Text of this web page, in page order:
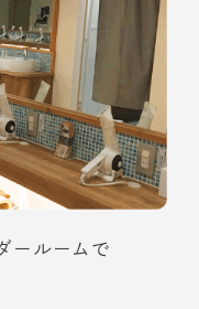
ールームで